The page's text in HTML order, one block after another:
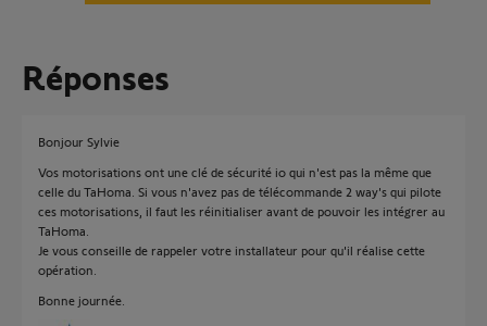
Réponses
Bonjour Sylvie
Vos motorisations ont une clé de sécurité io qui n'est pas la même que
celle du TaHoma. Si vous n'avez pas de télécommande 2 way's qui pilote
ces motorisations, il faut les réinitialiser avant de pouvoir les intégrer au
TaHoma.
Je vous conseille de rappeler votre installateur pour qu'il réalise cette
opération.
Bonne journée.